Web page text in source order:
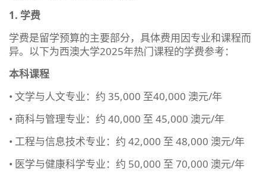
1. 学费
学费是留学预算的主要部分，具体费用因专业和课程而
异。以下为西澳大学2025年热门课程的学费参考：
本科课程
• 文学与人文专业：约 35,000 至40,000 澳元/年
• 商科与管理专业：约 40,000 至 45,000 澳元/年
• 工程与信息技术专业：约 42,000 至 48,000 澳元/年
• 医学与健康科学专业：约 50,000 至 70,000 澳元/年